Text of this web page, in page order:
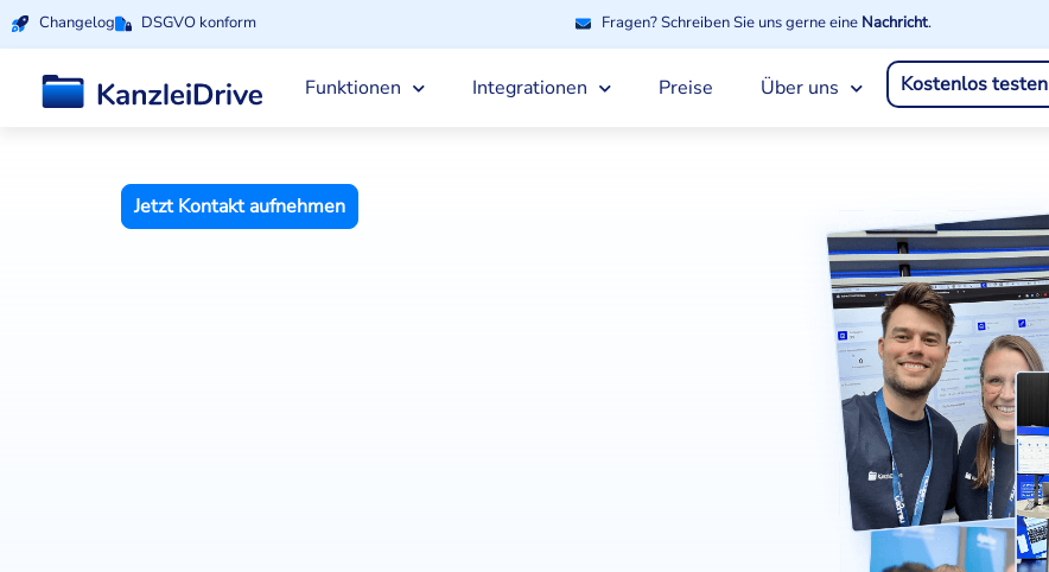
Changelog DSGVO konform Fragen? Schreiben Sie uns gerne eine Nachricht.
Funktionen Integrationen Preise Über uns Kostenlos testen
Jetzt Kontakt aufnehmen